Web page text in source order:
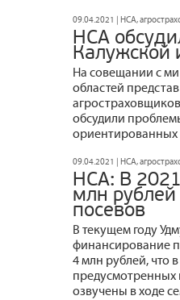
09.04.2021 | НСА,
НСА
Калужской
На совещании с
областей
обсудили
ориентированных
09.04.2021 | НСА,
НСА: В
млн
посевов
В текущем году
финансирование
4 млн рублей, что
предусмотренных
озвучены в ходе